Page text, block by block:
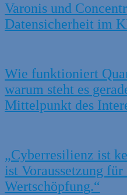
Varonis und
Datensicherheit im
Wie funktioniert
warum steht es
Mittelpunkt des
„Cyberresilienz ist
ist Voraussetzung
Wertschöpfung.“